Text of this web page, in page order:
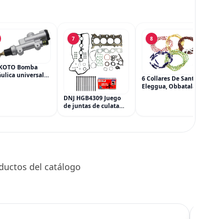
Bomba
universal
7
DNJ HGB4309 Juego
de juntas de culata
8
6 Collares De Santeria,
Eleggua, Obbatala,
del catálogo